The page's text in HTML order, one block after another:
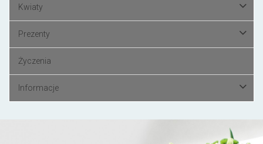
Kwiaty
Prezenty
Życzenia
Informacje